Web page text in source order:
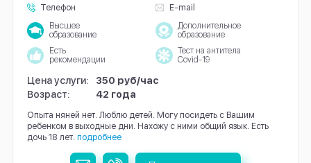
Телефон
E-mail
Высшее
образование
Дополнительное
образование
Есть
рекомендации
Тест на антитела
Covid-19
Цена услуги:
350 руб/час
Возраст:
42 года
Опыта няней нет. Люблю детей. Могу посидеть с Вашим
ребенком в выходные дни. Нахожу с ними общий язык. Есть
дочь 18 лет. подробнее